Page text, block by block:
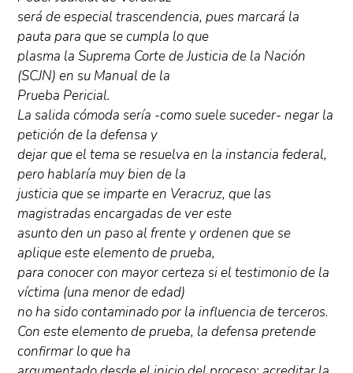
será de especial trascendencia, pues marcará la
pauta para que se cumpla lo que
plasma la Suprema Corte de Justicia de la Nación
(SCJN) en su Manual de la
Prueba Pericial.
La salida cómoda sería -como suele suceder- negar la
petición de la defensa y
dejar que el tema se resuelva en la instancia federal,
pero hablaría muy bien de la
justicia que se imparte en Veracruz, que las
magistradas encargadas de ver este
asunto den un paso al frente y ordenen que se
aplique este elemento de prueba,
para conocer con mayor certeza si el testimonio de la
víctima (una menor de edad)
no ha sido contaminado por la influencia de terceros.
Con este elemento de prueba, la defensa pretende
confirmar lo que ha